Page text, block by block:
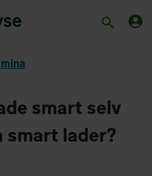
smart selv
smart lader?